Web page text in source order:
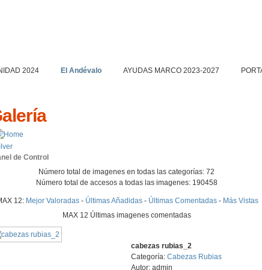
2024 El Andévalo AYUDAS MARCO 2023-2027
de Control
Número total de imagenes en todas las categorías: 72
Número total de accesos a todas las imagenes: 190458
12: Mejor Valoradas - Últimas Añadidas - Últimas Comentadas - Más Vistas
MAX 12 Últimas imagenes comentadas
cabezas rubias_2
Categoría:Cabezas Rubias
Autor: admin